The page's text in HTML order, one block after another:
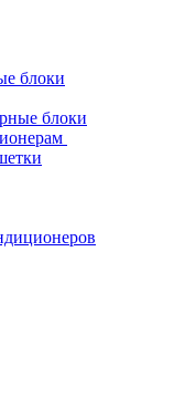
блоки
блоки